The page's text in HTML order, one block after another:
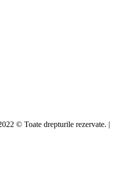
© Toate drepturile rezervate. |